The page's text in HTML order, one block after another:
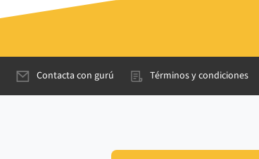
Contacta con gurú Términos y condiciones